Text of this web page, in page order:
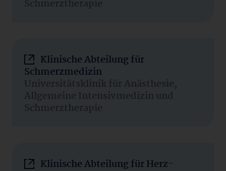
Schmerztherapie
Klinische Abteilung für
Schmerzmedizin
Universitätsklinik für Anästhesie,
Allgemeine Intensivmedizin und
Schmerztherapie
Klinische Abteilung für Herz-